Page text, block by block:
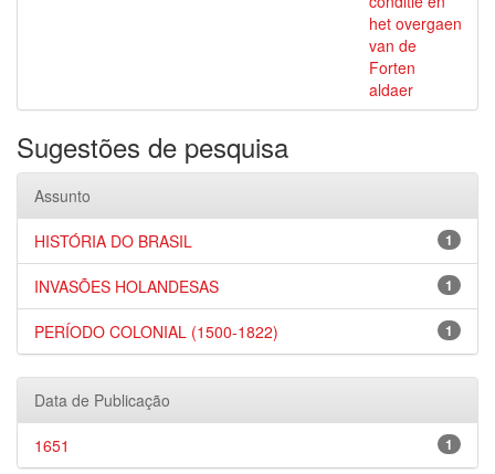
het overgaen
van de
Forten
aldaer
Sugestões de pesquisa
Assunto
1
HISTÓRIA DO BRASIL
1
INVASÕES HOLANDESAS
1
PERÍODO COLONIAL (1500-1822)
Data de Publicação
1
1651